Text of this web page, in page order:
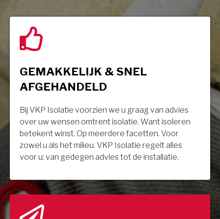
GEMAKKELIJK & SNEL
AFGEHANDELD
Bij VKP Isolatie voorzien we u graag van advies
over uw wensen omtrent isolatie. Want isoleren
betekent winst. Op meerdere facetten. Voor
zowel u als het milieu. VKP Isolatie regelt alles
voor u: van gedegen advies tot de installatie.